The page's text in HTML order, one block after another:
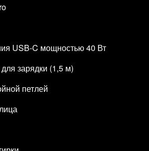
USB-C мощностью 40 Вт
зарядки (1,5 м)
петлей